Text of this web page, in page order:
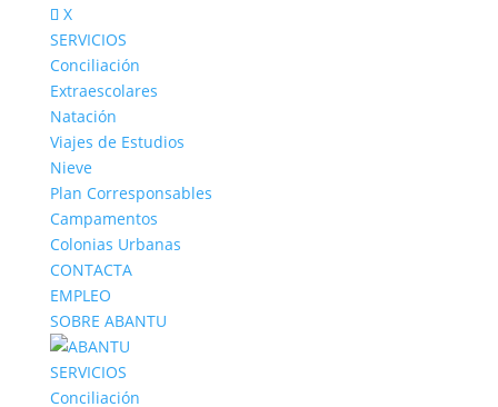
X
SERVICIOS
Conciliación
Extraescolares
Natación
Viajes de Estudios
Nieve
Plan Corresponsables
Campamentos
Colonias Urbanas
CONTACTA
EMPLEO
SOBRE ABANTU
SERVICIOS
Conciliación